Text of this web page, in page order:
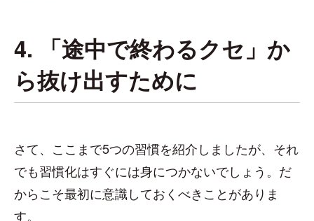
4. 「途中で終わるクセ」か
ら抜け出すために
さて、ここまで5つの習慣を紹介しましたが、それ
でも習慣化はすぐには身につかないでしょう。だ
からこそ最初に意識しておくべきことがありま
す。